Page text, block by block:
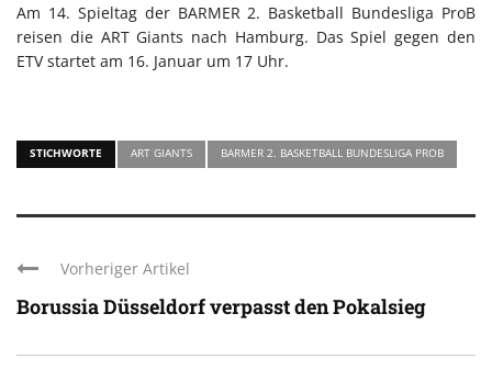
Am 14. Spieltag der BARMER 2. Basketball Bundesliga ProB
reisen die ART Giants nach Hamburg. Das Spiel gegen den
ETV startet am 16. Januar um 17 Uhr.
STICHWORTE ART GIANTS BARMER 2. BASKETBALL BUNDESLIGA PROB
Vorheriger Artikel
Borussia Düsseldorf verpasst den Pokalsieg